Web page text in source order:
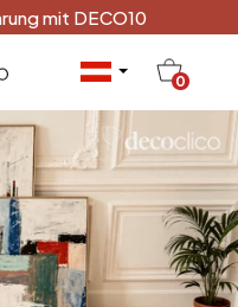
mit DECO10
0